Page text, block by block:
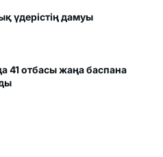
үдерістің дамуы
41 отбасы жаңа баспана